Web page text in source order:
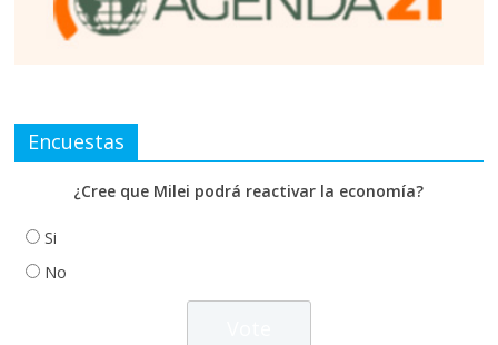
Encuestas
¿Cree que Milei podrá reactivar la economía?
Si
No